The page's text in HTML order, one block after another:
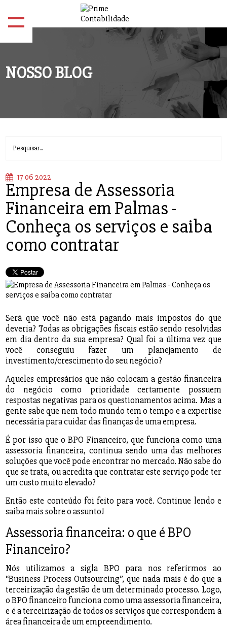
NOSSO BLOG
17 06 2022
Empresa de Assessoria
Financeira em Palmas -
Conheça os serviços e saiba
como contratar
Será que você não está pagando mais impostos do que
deveria? Todas as obrigações fiscais estão sendo resolvidas
em dia dentro da sua empresa? Qual foi a última vez que
você conseguiu fazer um planejamento de
investimento/crescimento do seu negócio?
Aqueles empresários que não colocam a gestão financeira
do negócio como prioridade certamente possuem
respostas negativas para os questionamentos acima. Mas a
gente sabe que nem todo mundo tem o tempo e a expertise
necessária para cuidar das finanças de uma empresa.
É por isso que o BPO Financeiro, que funciona como uma
assessoria financeira, continua sendo uma das melhores
soluções que você pode encontrar no mercado. Não sabe do
que se trata, ou acredita que contratar este serviço pode ter
um custo muito elevado?
Então este conteúdo foi feito para você. Continue lendo e
saiba mais sobre o assunto!
Assessoria financeira: o que é BPO
Financeiro?
Nós utilizamos a sigla BPO para nos referirmos ao
“Business Process Outsourcing”, que nada mais é do que a
terceirização da gestão de um determinado processo. Logo,
o BPO financeiro funciona como uma assessoria financeira,
e é a terceirização de todos os serviços que correspondem à
área financeira de um empreendimento.